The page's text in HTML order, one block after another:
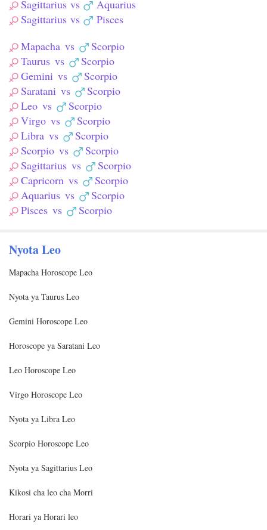
Sagittarius vs
Aquarius
Sagittarius vs
Pisces
Mapacha vs
Scorpio
Taurus vs
Scorpio
Gemini vs
Scorpio
Saratani vs
Scorpio
Leo vs
Scorpio
Virgo vs
Scorpio
Libra vs
Scorpio
Scorpio vs
Scorpio
Sagittarius vs
Scorpio
Capricorn vs
Scorpio
Aquarius vs
Scorpio
Pisces vs Scorpio
Nyota Leo
Mapacha Horoscope Leo
Nyota ya Taurus Leo
Gemini Horoscope Leo
Horoscope ya Saratani Leo
Leo Horoscope Leo
Virgo Horoscope Leo
Nyota ya Libra Leo
Scorpio Horoscope Leo
Nyota ya Sagittarius Leo
Kikosi cha leo cha Morri
Horari ya Horari leo